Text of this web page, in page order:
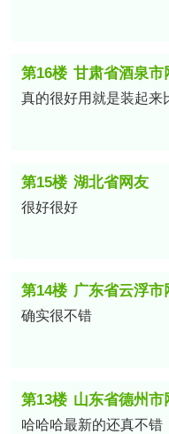
第16楼 甘肃省酒泉市
真的很好用就是装起来
第15楼 湖北省网友
很好很好
第14楼 广东省云浮市
确实很不错
第13楼 山东省德州市
哈哈哈最新的还真不错